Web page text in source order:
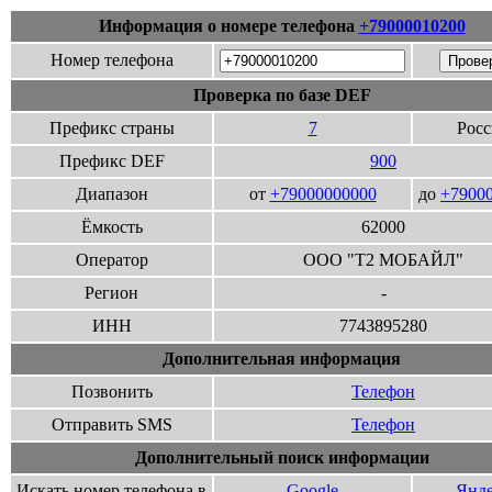
Информация о номере телефона +79000010200
Номер телефона
Проверка по базе DEF
Префикс страны
7
Префикс DEF
900
Диапазон
от +79000000000 до
Ёмкость
62000
Оператор
ООО "Т2 МОБАЙЛ"
Регион
-
ИНН
7743895280
Дополнительная информация
Позвонить
Телефон
Отправить SMS
Телефон
Дополнительный поиск информации